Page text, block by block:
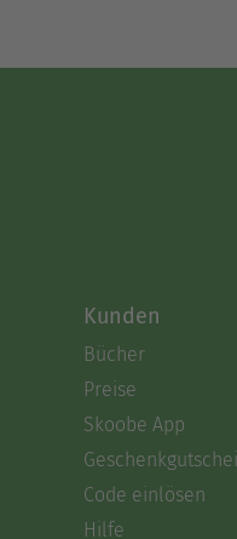
Kunden
Bücher
Preise
Skoobe App
Code einlösen
Hilfe